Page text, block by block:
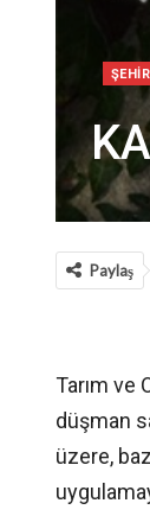
Paylaş
Tarım ve
düşman
üzere,